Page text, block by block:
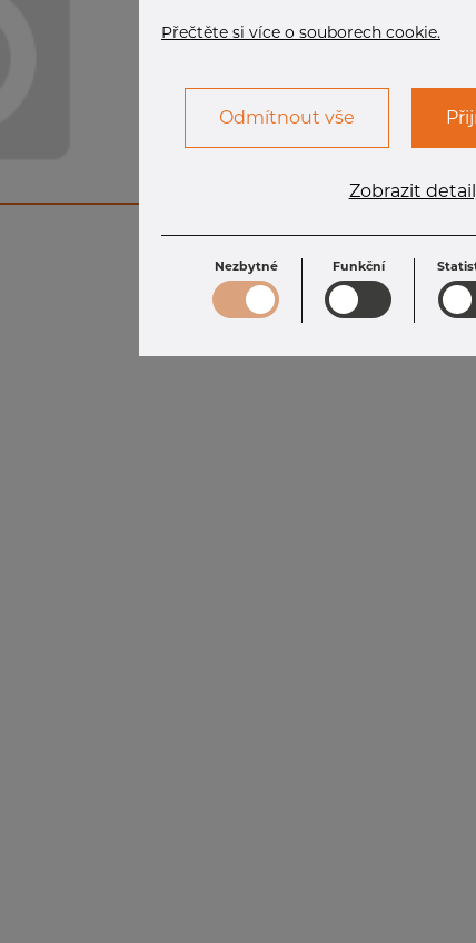
Přečtěte si více o souborech cookie.
Odmítnout vše
Zobrazit
Nezbytné Funkční